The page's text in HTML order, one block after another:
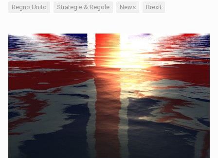
Regno Unito Strategie & Regole News Brexit